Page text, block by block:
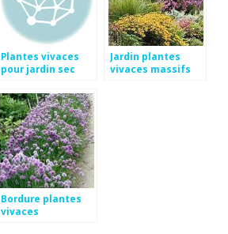
Plantes vivaces
pour jardin sec
Jardin plantes
vivaces massifs
Bordure plantes
vivaces